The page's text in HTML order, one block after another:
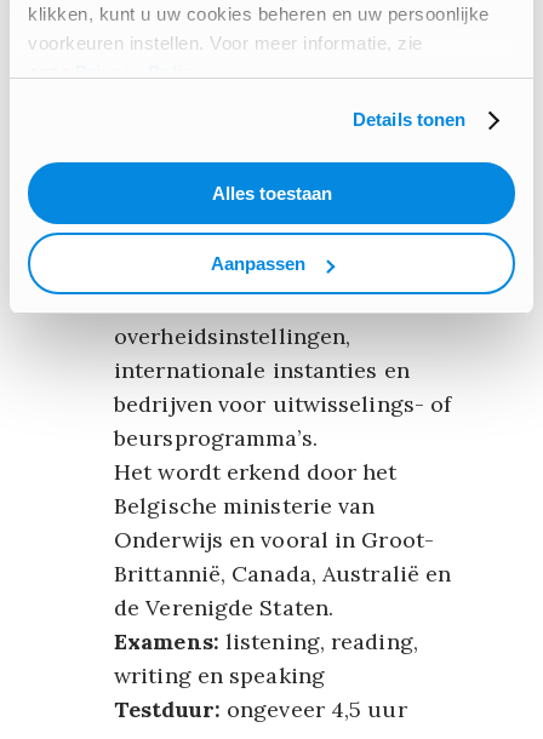
klikken, kunt u uw cookies beheren en uw persoonlijke
voorkeuren instellen. Voor meer informatie, zie
Details tonen
Alles toestaan
Aanpassen
TOEFL – Test of English as a
Foreign Language
De TOEFL is ideaal voor
diegenen die willen toetreden
Amerikaanse,Britse
CanadeseenAustralische
hogescholen en universiteiten,
alsook voor
overheidsinstellingen,
internationale instanties en
bedrijven voor uitwisselings- of
beursprogramma’s.
Het wordt erkend door het
Belgische ministerie van
Onderwijs en vooral in Groot-
Brittannië, Canada, Australië en
de Verenigde Staten.
Examens: listening, reading,
writing en speaking
Testduur: ongeveer 4,5 uur